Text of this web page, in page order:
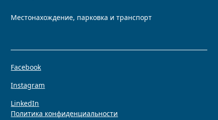
Местонахождение, парковка и транспорт
Политика конфиденциальности
Facebook
Instagram
LinkedIn